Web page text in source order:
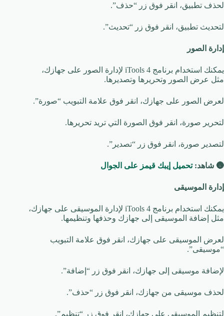
لحذف تطبيق، انقر فوق زر “حذف”.
لتحديث تطبيق، انقر فوق زر “تحديث”.
إدارة الصور
يمكنك استخدام برنامج iTools 4 لإدارة الصور على جهازك،
مثل عرض الصور وتحريرها وتصديرها.
لعرض الصور على جهازك، انقر فوق علامة التبويب “صورة”.
لتحرير صورة، انقر فوق الصورة التي تريد تحريرها.
لتصدير صورة، انقر فوق زر “تصدير”.
🌚 شاهد:تحميل إيبك قيمز على الجوال
إدارة الموسيقى
يمكنك استخدام برنامج iTools 4 لإدارة الموسيقى على جهازك،
مثل إضافة الموسيقى إلى جهازك وحذفها وتنظيمها.
لعرض الموسيقى على جهازك، انقر فوق علامة التبويب
“موسيقى”.
لإضافة موسيقى إلى جهازك، انقر فوق زر “إضافة”.
لحذف موسيقى من جهازك، انقر فوق زر “حذف”.
لتنظيم الموسيقى على جهازك، انقر فوق زر “تنظيم”.